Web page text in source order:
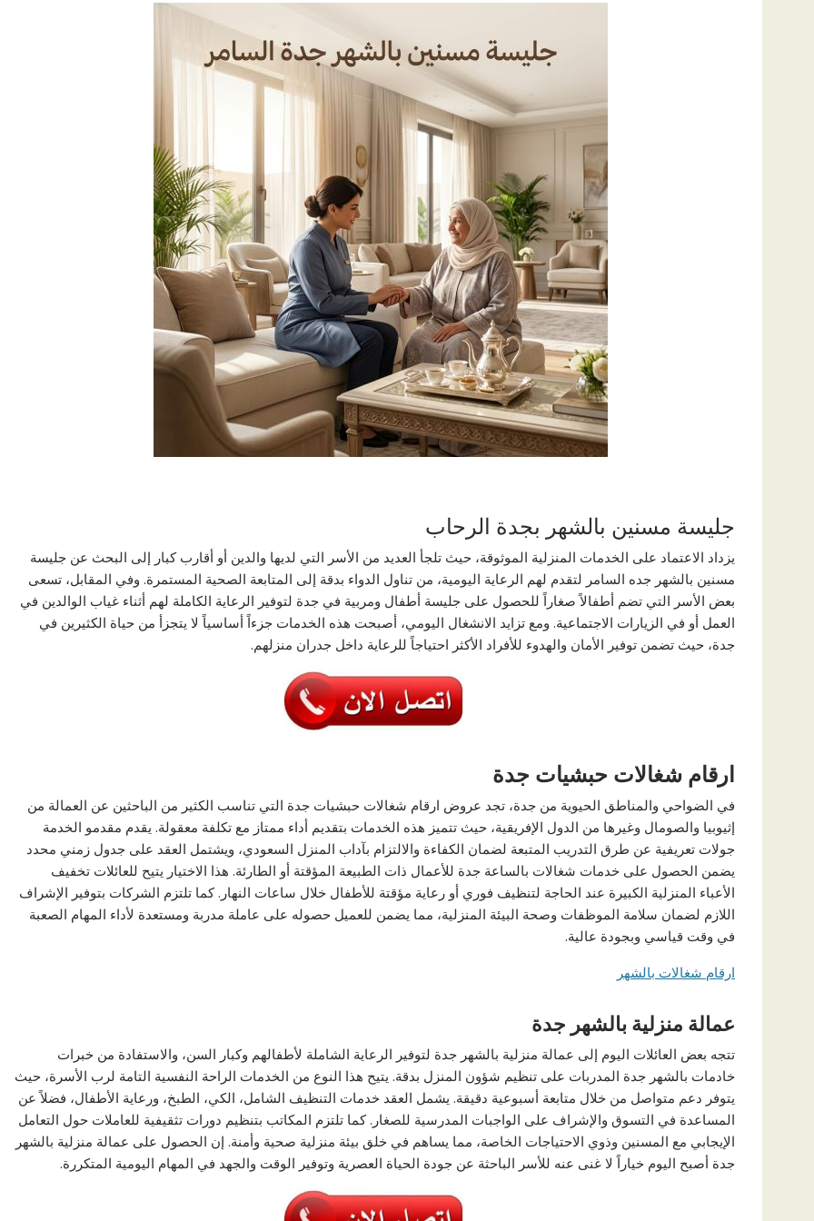
جليسة مسنين بالشهر بجدة الرحاب
يزداد الاعتماد على الخدمات المنزلية الموثوقة، حيث تلجأ العديد من الأسر التي لديها والدين أو أقارب كبار إلى البحث عن جليسة
مسنين بالشهر جده السامر لتقدم لهم الرعاية اليومية، من تناول الدواء بدقة إلى المتابعة الصحية المستمرة. وفي المقابل، تسعى
بعض الأسر التي تضم أطفالاً صغاراً للحصول على جليسة أطفال ومربية في جدة لتوفير الرعاية الكاملة لهم أثناء غياب الوالدين في
العمل أو في الزيارات الاجتماعية. ومع تزايد الانشغال اليومي، أصبحت هذه الخدمات جزءاً أساسياً لا يتجزأ من حياة الكثيرين في
جدة، حيث تضمن توفير الأمان والهدوء للأفراد الأكثر احتياجاً للرعاية داخل جدران منزلهم.
ارقام شغالات حبشيات جدة
في الضواحي والمناطق الحيوية من جدة، تجد عروض ارقام شغالات حبشيات جدة التي تناسب الكثير من الباحثين عن العمالة من
إثيوبيا والصومال وغيرها من الدول الإفريقية، حيث تتميز هذه الخدمات بتقديم أداء ممتاز مع تكلفة معقولة. يقدم مقدمو الخدمة
جولات تعريفية عن طرق التدريب المتبعة لضمان الكفاءة والالتزام بآداب المنزل السعودي، ويشتمل العقد على جدول زمني محدد
يضمن الحصول على خدمات شغالات بالساعة جدة للأعمال ذات الطبيعة المؤقتة أو الطارئة. هذا الاختيار يتيح للعائلات تخفيف
الأعباء المنزلية الكبيرة عند الحاجة لتنظيف فوري أو رعاية مؤقتة للأطفال خلال ساعات النهار. كما تلتزم الشركات بتوفير الإشراف
اللازم لضمان سلامة الموظفات وصحة البيئة المنزلية، مما يضمن للعميل حصوله على عاملة مدربة ومستعدة لأداء المهام الصعبة
في وقت قياسي وبجودة عالية.
ارقام شغالات بالشهر
عمالة منزلية بالشهر جدة
تتجه بعض العائلات اليوم إلى عمالة منزلية بالشهر جدة لتوفير الرعاية الشاملة لأطفالهم وكبار السن، والاستفادة من خبرات
خادمات بالشهر جدة المدربات على تنظيم شؤون المنزل بدقة. يتيح هذا النوع من الخدمات الراحة النفسية التامة لرب الأسرة، حيث
يتوفر دعم متواصل من خلال متابعة أسبوعية دقيقة. يشمل العقد خدمات التنظيف الشامل، الكي، الطبخ، ورعاية الأطفال، فضلاً عن
المساعدة في التسوق والإشراف على الواجبات المدرسية للصغار. كما تلتزم المكاتب بتنظيم دورات تثقيفية للعاملات حول التعامل
الإيجابي مع المسنين وذوي الاحتياجات الخاصة، مما يساهم في خلق بيئة منزلية صحية وأمنة. إن الحصول على عمالة منزلية بالشهر
جدة أصبح اليوم خياراً لا غنى عنه للأسر الباحثة عن جودة الحياة العصرية وتوفير الوقت والجهد في المهام اليومية المتكررة.